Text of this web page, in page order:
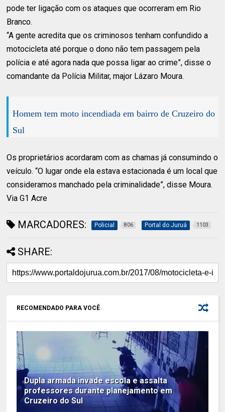
pode ter ligação com os ataques que ocorreram em Rio
Branco.
“A gente acredita que os criminosos tenham confundido a
motocicleta até porque o dono não tem passagem pela
polícia e até agora nada que possa ligar ao crime”, disse o
comandante da Polícia Militar, major Lázaro Moura.
Homem tem moto incendiada em bairro de Cruzeiro do
Sul
Os proprietários acordaram com as chamas já consumindo o
veículo. “O lugar onde ela estava estacionada é um local que
consideramos manchado pela criminalidade”, disse Moura.
Via G1 Acre
MARCADORES: Policial 806 Portal do Juruá 1103
SHARE:
RECOMENDADO PARA VOCÊ
Dupla armada invade escola e assalta
professores durante planejamento em
Cruzeiro do Sul